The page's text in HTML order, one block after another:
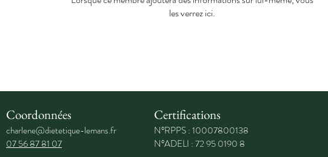
les verrez ici.
Coordonnées
charlene@dietetique-lemans.fr
07 56 87 81 07
Certifications
N°RPPS : 10007800138
N°ADELI : 72 95 0190 8